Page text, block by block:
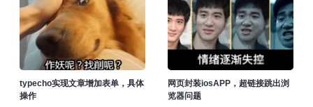
typecho实现文章增加表单，具体
操作
网页封装iosAPP，超链接跳出浏
览器问题